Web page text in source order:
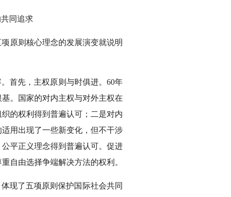
同追求
原则核心理念的发展演变就说明
首先，主权原则与时俱进。60年
。国家的对内主权与对外主权在
的权利得到普遍认可；二是对内
用出现了一些新变化，但不干涉
平正义理念得到普遍认可。促进
自由选择争端解决方法的权利。
现了五项原则保护国际社会共同